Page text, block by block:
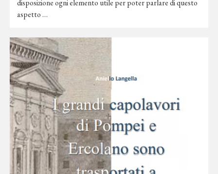
disposizione ogni elemento utile per poter parlare di questo
aspetto …